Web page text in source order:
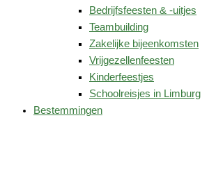
Bedrijfsfeesten & -uitjes
Teambuilding
Zakelijke bijeenkomsten
Vrijgezellenfeesten
Kinderfeestjes
Schoolreisjes in Limburg
Bestemmingen